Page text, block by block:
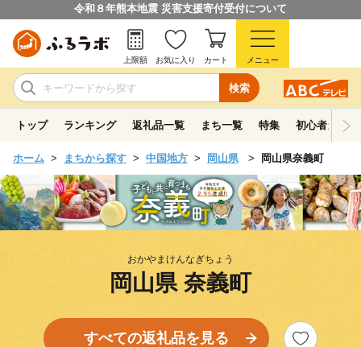
令和８年熊本地震 災害支援寄付受付について
検索
上限額 お気に入り カート メニュー
トップ ランキング 返礼品一覧 まち一覧 特集 初心者ガイド
ホーム まちから探す 中国地方 岡山県 岡山県奈義町
おかやまけんなぎちょう
岡山県 奈義町
すべての返礼品を見る